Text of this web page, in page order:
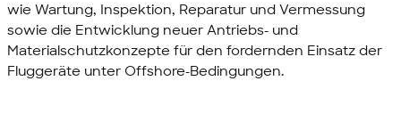
wie Wartung, Inspektion, Reparatur und Vermessung
sowie die Entwicklung neuer Antriebs- und
Materialschutzkonzepte für den fordernden Einsatz der
Fluggeräte unter Offshore-Bedingungen.